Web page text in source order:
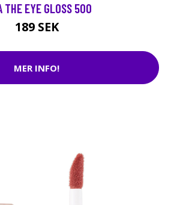
THE EYE GLOSS 500
189 SEK
MER INFO!